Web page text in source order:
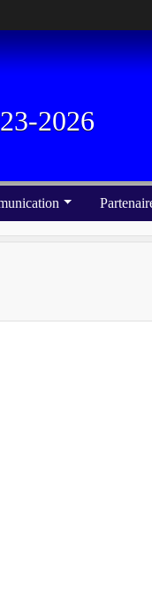
2026